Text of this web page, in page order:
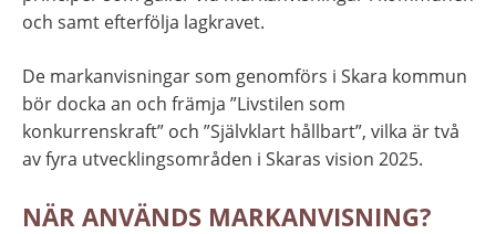
och samt efterfölja lagkravet.
De markanvisningar som genomförs i Skara kommun
bör docka an och främja ”Livstilen som
konkurrenskraft” och ”Självklart hållbart”, vilka är två
av fyra utvecklingsområden i Skaras vision 2025.
NÄR ANVÄNDS MARKANVISNING?